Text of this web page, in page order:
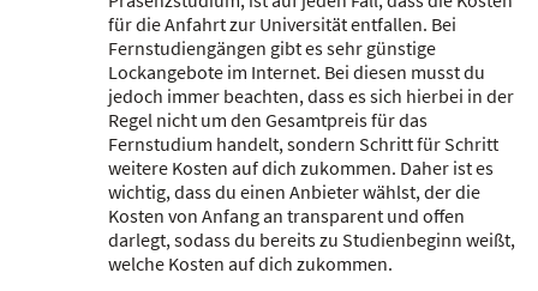
für die Anfahrt zur Universität entfallen. Bei
Fernstudiengängen gibt es sehr günstige
Lockangebote im Internet. Bei diesen musst du
jedoch immer beachten, dass es sich hierbei in der
Regel nicht um den Gesamtpreis für das
Fernstudium handelt, sondern Schritt für Schritt
weitere Kosten auf dich zukommen. Daher ist es
wichtig, dass du einen Anbieter wählst, der die
Kosten von Anfang an transparent und offen
darlegt, sodass du bereits zu Studienbeginn weißt,
welche Kosten auf dich zukommen.